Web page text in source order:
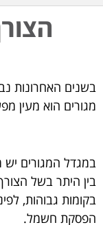
בשנים האחרונות
מגורים הוא מעין
במגדל המגורים יש
בין היתר בשל
בקומות גבוהות,
הפסקת חשמל.